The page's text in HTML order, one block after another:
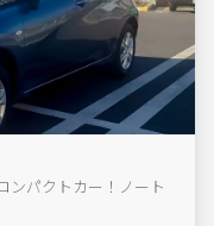
ンパクトカー！ノート